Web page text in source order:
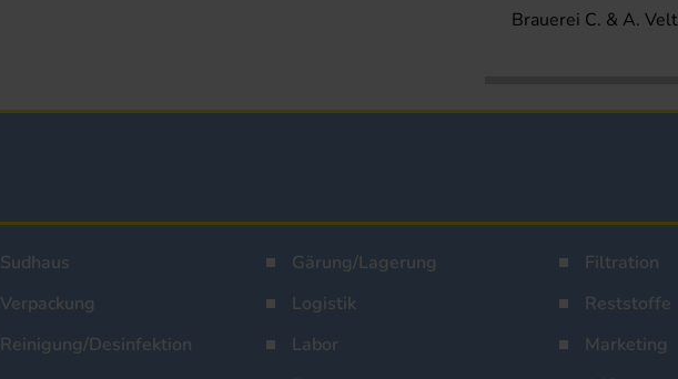
Brauerei C. & A.
Sudhaus Gärung/Lagerung
Filtration
Verpackung Logistik
Reststoffe
Reinigung/Desinfektion Labor
Marketing